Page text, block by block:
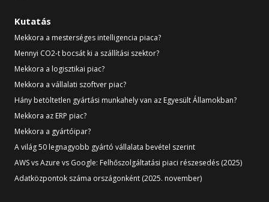
Kutatás
Mekkora a mesterséges intelligencia piaca?
Mennyi CO2-t bocsát ki a szállítási szektor?
Mekkora a logisztikai piac?
Mekkora a vállalati szoftver piac?
Hány betöltetlen gyártási munkahely van az Egyesült Államokban?
Mekkora az ERP piac?
Mekkora a gyártóipar?
A világ 50 legnagyobb gyártó vállalata bevétel szerint
AWS vs Azure vs Google: Felhőszolgáltatási piaci részesedés (2025)
Adatközpontok száma országonként (2025. november)